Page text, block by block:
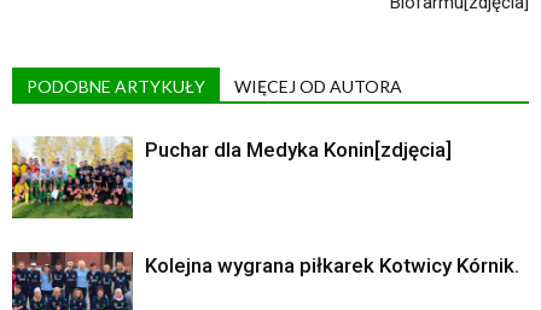
PODOBNE ARTYKUŁY WIĘCEJ OD AUTORA
Puchar dla Medyka Konin[zdjęcia]
Kolejna wygrana piłkarek Kotwicy Kórnik.